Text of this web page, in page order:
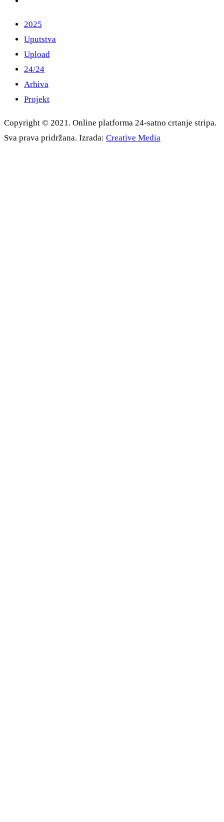
2025
Uputstva
Upload
24/24
Arhiva
Projekt
Copyright © 2021. Online platforma 24-satno crtanje stripa.
Sva prava pridržana. Izrada: Creative Media